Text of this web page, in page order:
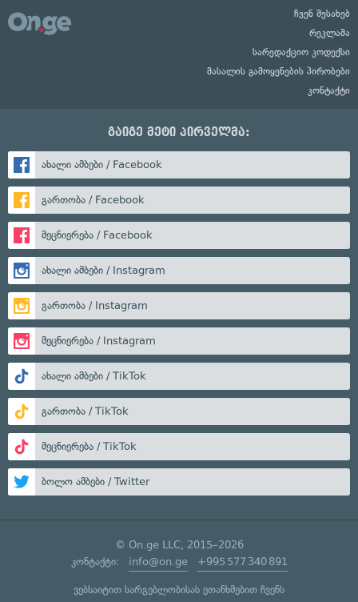
ჩვენ შესახებ
რეკლამა
სარედაქციო კოდექსი
მასალის გამოყენების პირობები
კონტაქტი
გაიგე მეტი პირველმა:
ახალი ამბები / Facebook
გართობა / Facebook
მეცნიერება / Facebook
ახალი ამბები / Instagram
გართობა / Instagram
მეცნიერება / Instagram
ახალი ამბები / TikTok
გართობა / TikTok
მეცნიერება / TikTok
ბოლო ამბები / Twitter
© On.ge LLC, 2015–2026
კონტაქტი: info@on.ge +995 577 340 891
ვებსაიტით სარგებლობისას ეთანხმებით ჩვენს